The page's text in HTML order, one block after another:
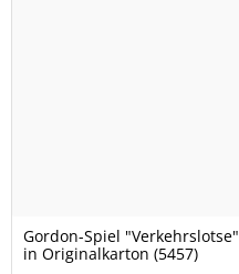
Gordon-Spiel
in Originalkarton (5457)